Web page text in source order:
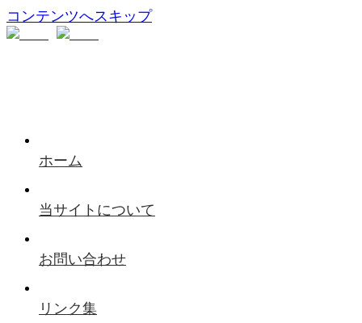
コンテンツへスキップ
ホーム
当サイトについて
お問い合わせ
リンク集